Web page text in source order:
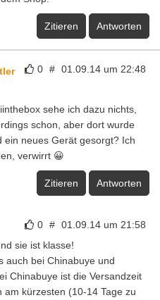
Zitieren Antworten
0 # 01.09.14 um 22:48
sehe ich dazu nichts,
schon, aber dort wurde
ein neues Gerät gesorgt? Ich
verwirrt 😀
Zitieren Antworten
0 # 01.09.14 um 21:58
sie ist klasse!
auch bei Chinabuye und
Chinabuye ist die Versandzeit
am kürzesten (10-14 Tage zu